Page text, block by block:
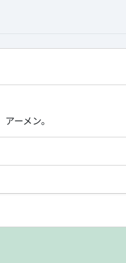
ーメン。